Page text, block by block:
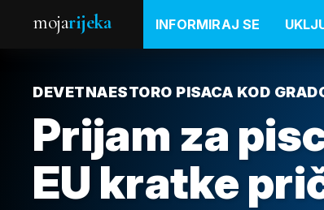
mojarijeka INFORMIRAJ SE
DEVETNAESTORO PISACA KOD
Prijam za
EU kratke